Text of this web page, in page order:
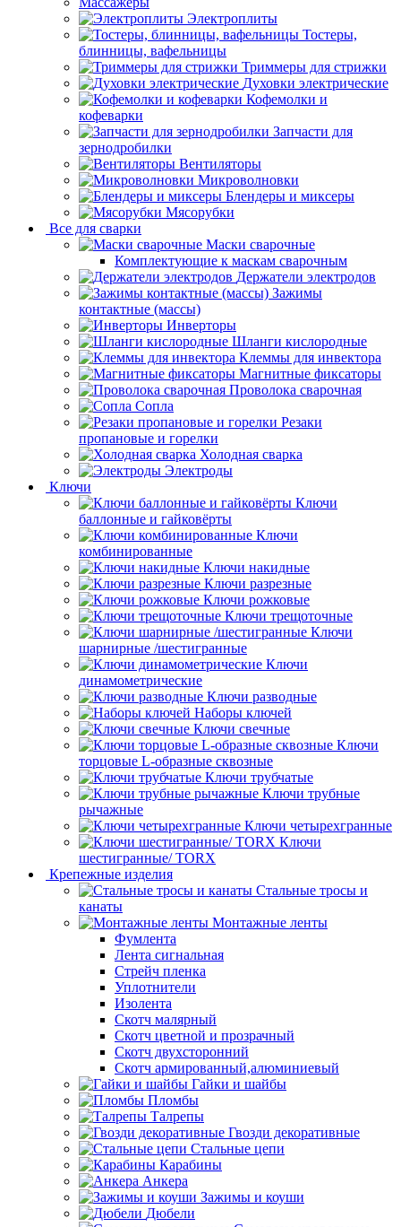
Электроплиты
Тостеры,
блинницы, вафельницы
Триммеры для стрижки
Духовки электрические
Кофемолки и
кофеварки
Запчасти для
зернодробилки
Вентиляторы
Микроволновки
Блендеры и миксеры
Мясорубки
Все для сварки
Маски сварочные
Комплектующие к маскам сварочным
Держатели электродов
Зажимы
контактные (массы)
Инверторы
Шланги кислородные
Клеммы для инвектора
Магнитные фиксаторы
Проволока сварочная
Сопла
Резаки
пропановые и горелки
Холодная сварка
Электроды
Ключи
Ключи
баллонные и гайковёрты
Ключи
комбинированные
Ключи накидные
Ключи разрезные
Ключи рожковые
Ключи трещоточные
Ключи
шарнирные /шестигранные
Ключи
динамометрические
Ключи разводные
Наборы ключей
Ключи свечные
Ключи
торцовые L-образные сквозные
Ключи трубчатые
Ключи трубные
рычажные
Ключи четырехгранные
Ключи
шестигранные/ TORX
Крепежные изделия
Стальные тросы и
канаты
Монтажные ленты
Фумлента
Лента сигнальная
Стрейч пленка
Уплотнители
Изолента
Скотч малярный
Скотч цветной и прозрачный
Скотч двухсторонний
Скотч армированный,алюминиевый
Гайки и шайбы
Пломбы
Талрепы
Гвозди декоративные
Стальные цепи
Карабины
Анкера
Зажимы и коуши
Дюбели